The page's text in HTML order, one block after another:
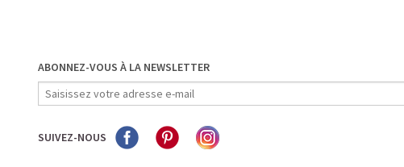
ABONNEZ-VOUS À LA NEWSLETTER
SUIVEZ-NOUS